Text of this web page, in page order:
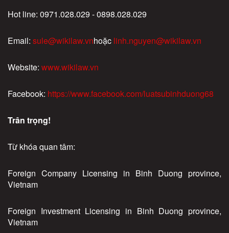
Hot line: 0971.028.029 - 0898.028.029
Email: sule@wikilaw.vnhoặc linh.nguyen@wikilaw.vn
Website: www.wikilaw.vn
Facebook: https://www.facebook.com/luatsubinhduong68
Trân trọng!
Từ khóa quan tâm:
Foreign Company Licensing in Binh Duong province,
Vietnam
Foreign Investment Licensing in Binh Duong province,
Vietnam